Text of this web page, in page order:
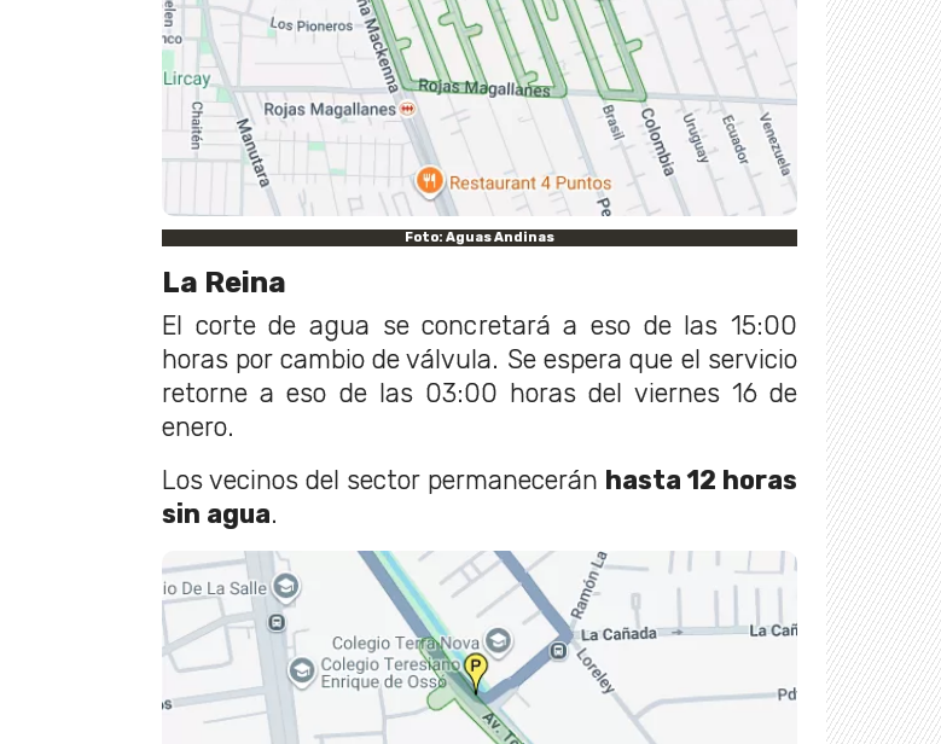
Foto: Aguas Andinas
La Reina
El corte de agua se concretará a eso de las 15:00
horas por cambio de válvula. Se espera que el servicio
retorne a eso de las 03:00 horas del viernes 16 de
enero.
Los vecinos del sector permanecerán hasta 12 horas
sin agua.